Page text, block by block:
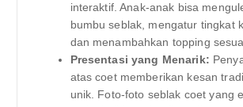
interaktif. Anak-anak bisa
bumbu seblak, mengatur tingkat
dan menambahkan topping
Presentasi yang Menarik:
atas coet memberikan kesan
unik. Foto-foto seblak coet yang